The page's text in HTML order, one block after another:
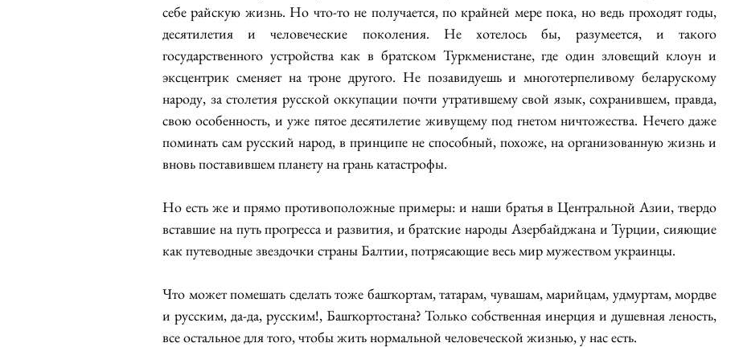
себе райскую жизнь. Но что-то не получается, по крайней мере пока, но ведь проходят годы,
десятилетия и человеческие поколения. Не хотелось бы, разумеется, и такого
государственного устройства как в братском Туркменистане, где один зловещий клоун и
эксцентрик сменяет на троне другого. Не позавидуешь и многотерпеливому беларускому
народу, за столетия русской оккупации почти утратившему свой язык, сохранившем, правда,
свою особенность, и уже пятое десятилетие живущему под гнетом ничтожества. Нечего даже
поминать сам русский народ, в принципе не способный, похоже, на организованную жизнь и
вновь поставившем планету на грань катастрофы.
Но есть же и прямо противоположные примеры: и наши братья в Центральной Азии, твердо
вставшие на путь прогресса и развития, и братские народы Азербайджана и Турции, сияющие
как путеводные звездочки страны Балтии, потрясающие весь мир мужеством украинцы.
Что может помешать сделать тоже башҡортам, татарам, чувашам, марийцам, удмуртам, мордве
и русским, да-да, русским!, Башҡортостана? Только собственная инерция и душевная леность,
все остальное для того, чтобы жить нормальной человеческой жизнью, у нас есть.